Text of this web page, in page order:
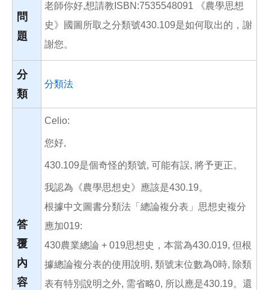
問
題
老師你好,想請教ISBN:7535548091 《農學思想
史》國圖所取之分類號430.109是如何取出的，謝
謝您。
分
類
分類法
答
覆
內
容
Celio:
您好,
430.109是個奇怪的類號, 可能有誤, 將予更正。
我認為《農學思想史》應該是430.19。
根據中文圖書分類法「總論複分表」思想史複分
應加019:
430農業總論 + 019思想史，本當為430.019, 但根
據總論複分表的使用說明, 類號末位數為0時, 除類
表有特別說明之外, 需省略0, 所以應是430.19。還